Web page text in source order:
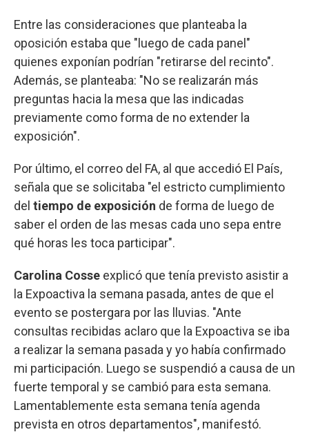
Entre las consideraciones que planteaba la
oposición estaba que "luego de cada panel"
quienes exponían podrían "retirarse del recinto".
Además, se planteaba: "No se realizarán más
preguntas hacia la mesa que las indicadas
previamente como forma de no extender la
exposición".
Por último, el correo del FA, al que accedió El País,
señala que se solicitaba "el estricto cumplimiento
del tiempo de exposición de forma de luego de
saber el orden de las mesas cada uno sepa entre
qué horas les toca participar".
Carolina Cosse explicó que tenía previsto asistir a
la Expoactiva la semana pasada, antes de que el
evento se postergara por las lluvias. "Ante
consultas recibidas aclaro que la Expoactiva se iba
a realizar la semana pasada y yo había confirmado
mi participación. Luego se suspendió a causa de un
fuerte temporal y se cambió para esta semana.
Lamentablemente esta semana tenía agenda
prevista en otros departamentos", manifestó.